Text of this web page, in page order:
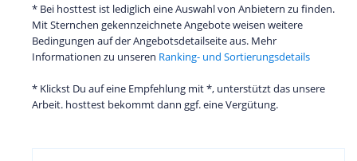
* Bei hosttest ist lediglich eine Auswahl von Anbietern zu finden.
Mit Sternchen gekennzeichnete Angebote weisen weitere
Bedingungen auf der Angebotsdetailseite aus. Mehr
Informationen zu unseren Ranking- und Sortierungsdetails
* Klickst Du auf eine Empfehlung mit *, unterstützt das unsere
Arbeit. hosttest bekommt dann ggf. eine Vergütung.